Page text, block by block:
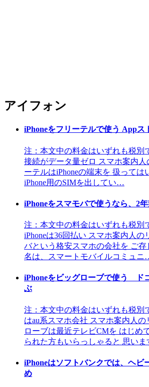
アイフォン
iPhoneをフリーテルで使う Appス
注：本文中の料金はいずれも税別
接続がデータ量ゼロ スマホ案内人
ーテルはiPhoneの端末を 扱っては
iPhone用のSIMを出してい…
iPhoneをスマモバで使うなら、2
注：本文中の料金はいずれも税別
iPhoneは36回払い スマホ案内人の
バという格安スマホの会社を ご
名は、スマートモバイルコミュニ
iPhoneをビッグローブで使う ド
ぶ
注：本文中の料金はいずれも税別
はau系スマホ会社 スマホ案内人
ローブは最近テレビCMを はじめ
られた方もいらっしゃると 思い
iPhoneはソフトバンクでは、ヘビ
め